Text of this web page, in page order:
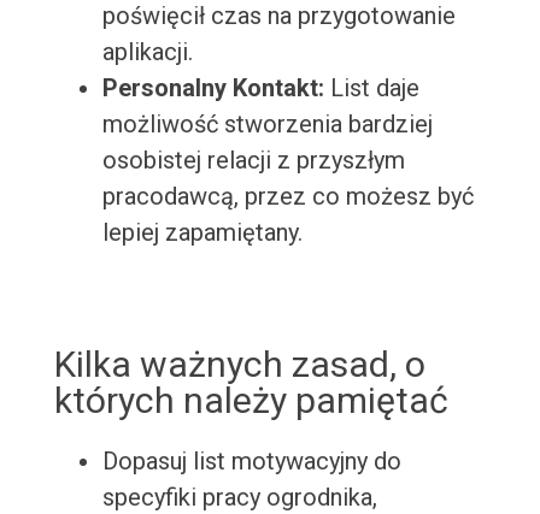
poświęcił czas na przygotowanie
aplikacji.
Personalny Kontakt: List daje
możliwość stworzenia bardziej
osobistej relacji z przyszłym
pracodawcą, przez co możesz być
lepiej zapamiętany.
Kilka ważnych zasad, o
których należy pamiętać
Dopasuj list motywacyjny do
specyfiki pracy ogrodnika,